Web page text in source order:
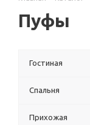
Пуфы
Гостиная
Спальня
Прихожая